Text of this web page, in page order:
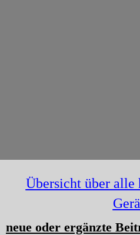
Übersicht über alle
neue oder ergänzte